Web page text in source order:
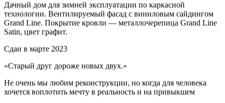
Дачный дом для зимней эксплуатации по каркасной
технологии. Вентилируемый фасад с виниловым сайдингом
Grand Line. Покрытие кровли — металлочерепица Grand Line
Satin, цвет графит.
Сдан в марте 2023
«Старый друг дороже новых двух.»
Не очень мы любим реконструкции, но когда для человека
хочется воплотить мечту в реальность и на привыкшем